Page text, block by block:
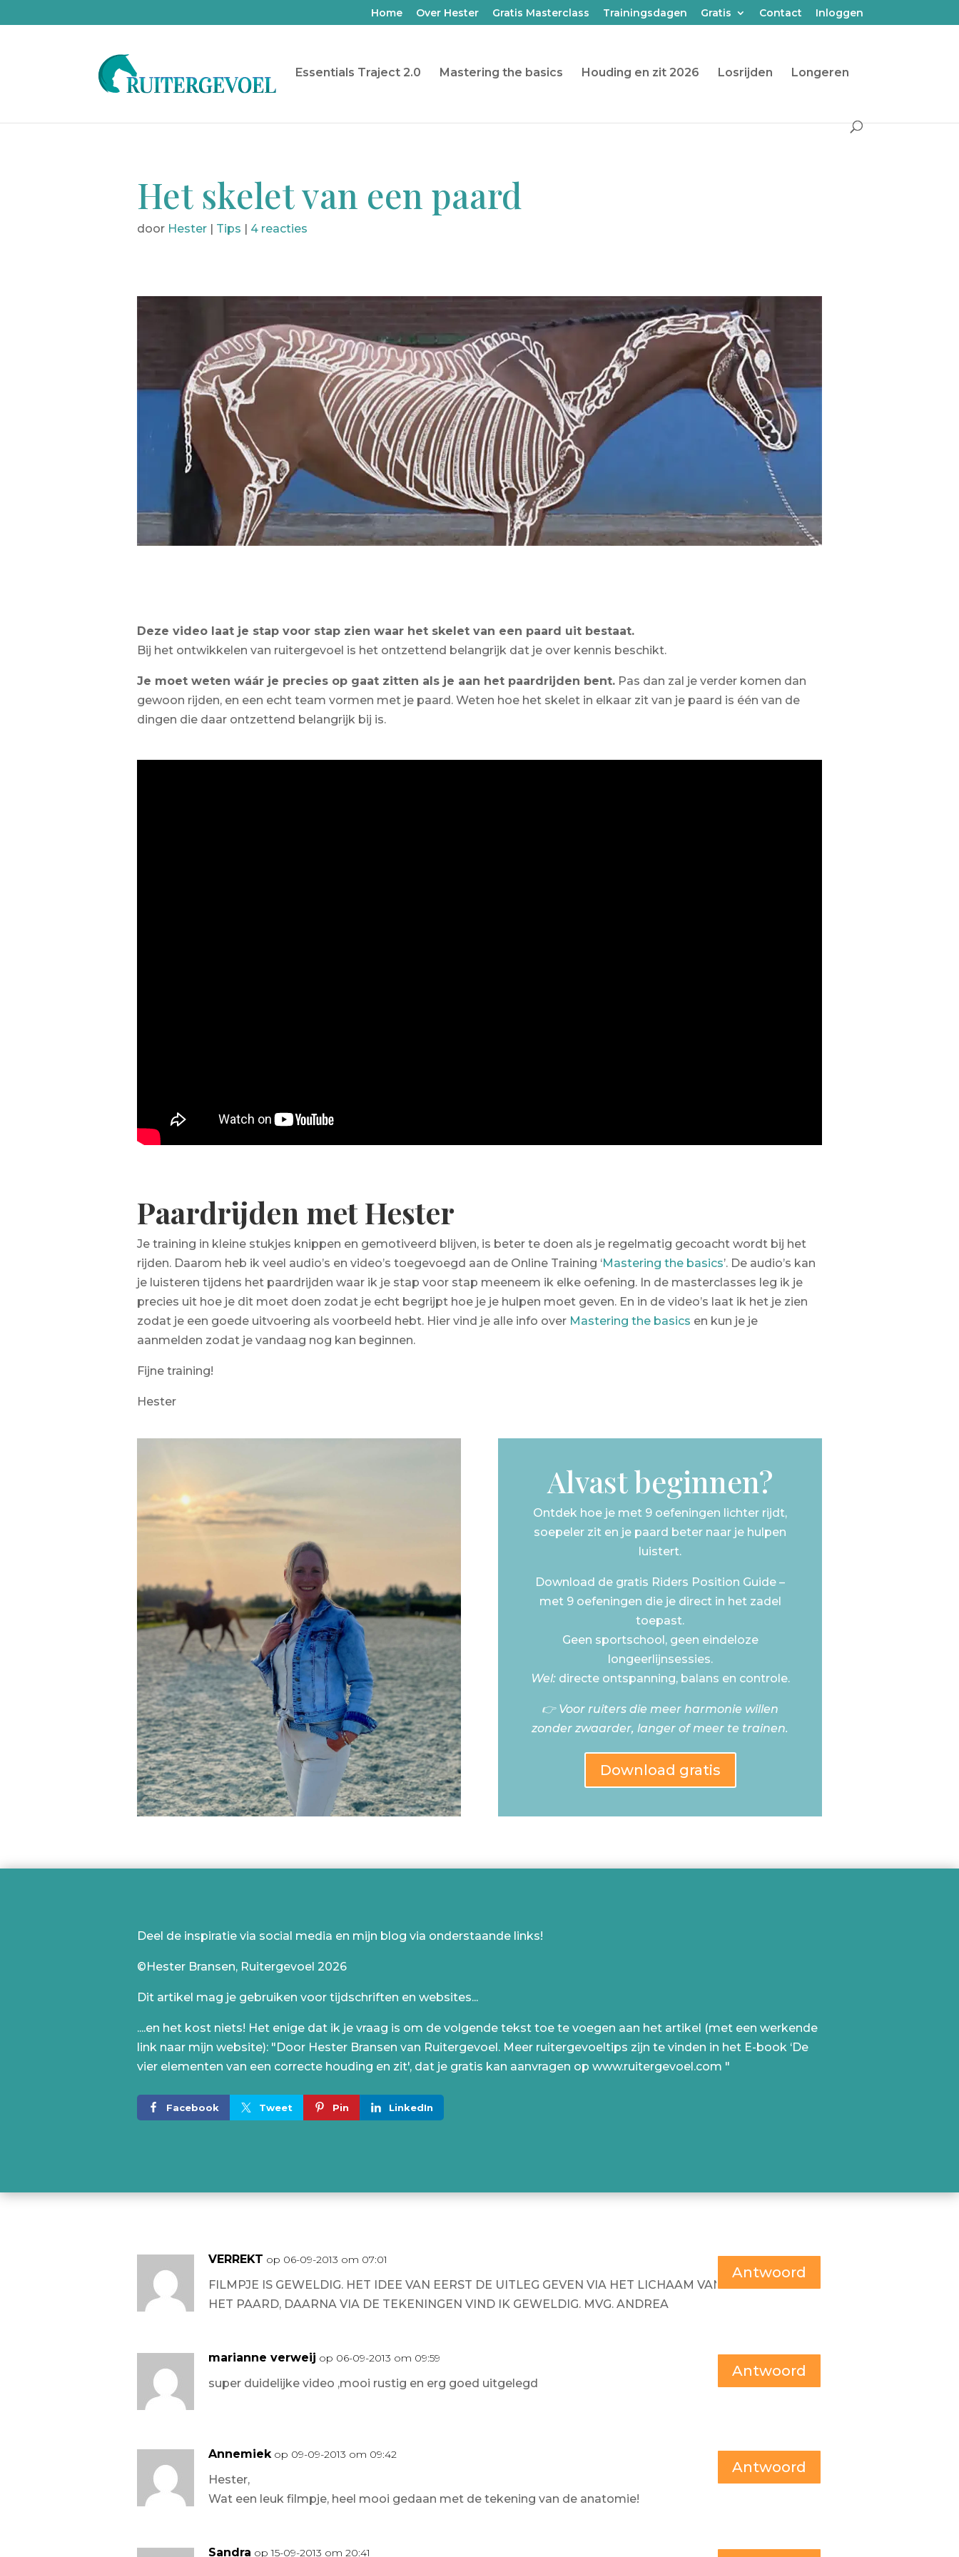
Home Over Hester Gratis Masterclass Trainingsdagen Gratis Contact Inloggen
Essentials Traject 2.0 Mastering the basics Houding en zit 2026 Losrijden Longeren
Het skelet van een paard
door Hester | Tips | 4 reacties
Deze video laat je stap voor stap zien waar het skelet van een paard uit bestaat.
Bij het ontwikkelen van ruitergevoel is het ontzettend belangrijk dat je over kennis beschikt.
Je moet weten wáár je precies op gaat zitten als je aan het paardrijden bent. Pas dan zal je verder komen dan
gewoon rijden, en een echt team vormen met je paard. Weten hoe het skelet in elkaar zit van je paard is één van de
dingen die daar ontzettend belangrijk bij is.
Paardrijden met Hester
Je training in kleine stukjes knippen en gemotiveerd blijven, is beter te doen als je regelmatig gecoacht wordt bij het
rijden. Daarom heb ik veel audio’s en video’s toegevoegd aan de Online Training ‘Mastering the basics’. De audio’s kan
je luisteren tijdens het paardrijden waar ik je stap voor stap meeneem ik elke oefening. In de masterclasses leg ik je
precies uit hoe je dit moet doen zodat je echt begrijpt hoe je je hulpen moet geven. En in de video’s laat ik het je zien
zodat je een goede uitvoering als voorbeeld hebt. Hier vind je alle info over Mastering the basics en kun je je
aanmelden zodat je vandaag nog kan beginnen.
Fijne training!
Hester
Alvast beginnen?
Ontdek hoe je met 9 oefeningen lichter rijdt,
soepeler zit en je paard beter naar je hulpen
luistert.
Download de gratis Riders Position Guide –
met 9 oefeningen die je direct in het zadel
toepast.
Geen sportschool, geen eindeloze
longeerlijnsessies.
Wel:directe ontspanning, balans en controle.
👉 Voor ruiters die meer harmonie willen
zonder zwaarder, langer of meer te trainen.
Download gratis
Deel de inspiratie via social media en mijn blog via onderstaande links!
©Hester Bransen, Ruitergevoel 2026
Dit artikel mag je gebruiken voor tijdschriften en websites...
....en het kost niets! Het enige dat ik je vraag is om de volgende tekst toe te voegen aan het artikel (met een werkende
link naar mijn website): "Door Hester Bransen van Ruitergevoel. Meer ruitergevoeltips zijn te vinden in het E-book ‘De
vier elementen van een correcte houding en zit', dat je gratis kan aanvragen op www.ruitergevoel.com "
Facebook Tweet Pin LinkedIn
VERREKT op 06-09-2013 om 07:01
FILMPJE IS GEWELDIG. HET IDEE VAN EERST DE UITLEG GEVEN VIA HET LICHAAM VAN
HET PAARD, DAARNA VIA DE TEKENINGEN VIND IK GEWELDIG. MVG. ANDREA
Antwoord
marianne verweij op 06-09-2013 om 09:59
super duidelijke video ,mooi rustig en erg goed uitgelegd
Antwoord
Annemiek op 09-09-2013 om 09:42
Hester,
Wat een leuk filmpje, heel mooi gedaan met de tekening van de anatomie!
Antwoord
Sandra op 15-09-2013 om 20:41